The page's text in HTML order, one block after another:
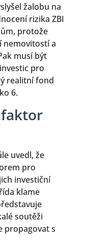
žalobu na
rizika ZBI
protože
nemovitostí a
musí být
pro
realitní fond
6.
uvedl, že
pro
investiční
klame
soutěži
propagovat s